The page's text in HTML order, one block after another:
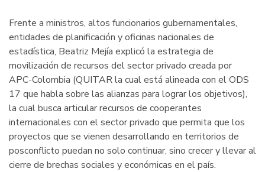
Frente a ministros, altos funcionarios gubernamentales,
entidades de planificación y oficinas nacionales de
estadística, Beatriz Mejía explicó la estrategia de
movilización de recursos del sector privado creada por
APC-Colombia (QUITAR la cual está alineada con el ODS
17 que habla sobre las alianzas para lograr los objetivos),
la cual busca articular recursos de cooperantes
internacionales con el sector privado que permita que los
proyectos que se vienen desarrollando en territorios de
posconflicto puedan no solo continuar, sino crecer y llevar al
cierre de brechas sociales y económicas en el país.